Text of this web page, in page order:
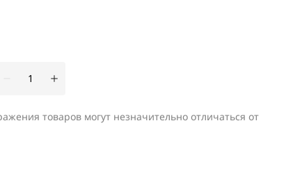
товаров могут незначительно отличаться от